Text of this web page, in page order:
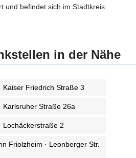
und befindet sich im Stadtkreis
in der Nähe
Kaiser Friedrich Straße 3
Karlsruher Straße 26a
Lochäckerstraße 2
Friolzheim · Leonberger Str.